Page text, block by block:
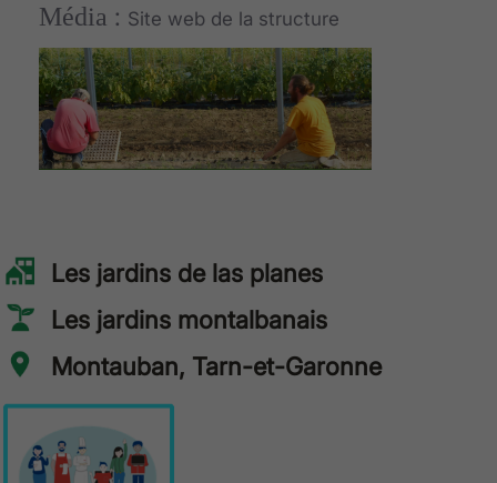
Média : Site web de la structure
Les jardins de las planes
Les jardins montalbanais
Montauban, Tarn-et-Garonne